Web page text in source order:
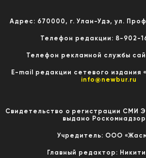
Адрес: 670000, г. Улан-Удэ, ул.
Телефон редакции: 8-902-
Телефон рекламной службы
E-mail редакции сетевого издания
info@newbur.ru
Свидетельство о регистрации СМИ
выдано
Учредитель: ООО
Главный редактор: